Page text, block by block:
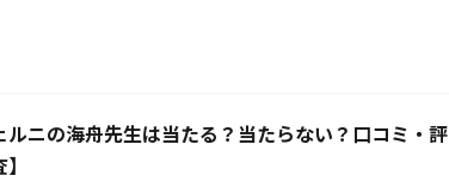
ルニの海舟先生は当たる？当たらない？口コミ・評